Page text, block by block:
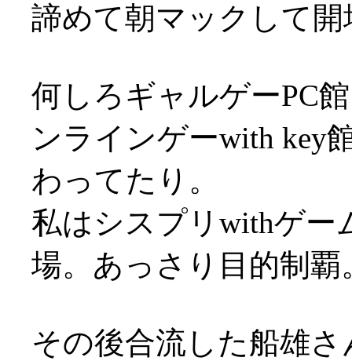
諦めて朝マックして
何しろギャルゲーPC
ンラインゲーwith key
わってたり。
私はシスプリwithゲー
場。あっさり目的制覇
その後合流した船雄